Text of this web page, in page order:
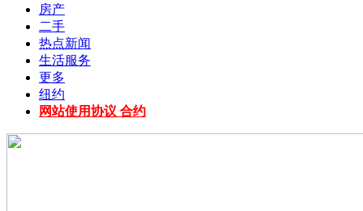
房产
二手
热点新闻
生活服务
更多
纽约
网站使用协议 合约